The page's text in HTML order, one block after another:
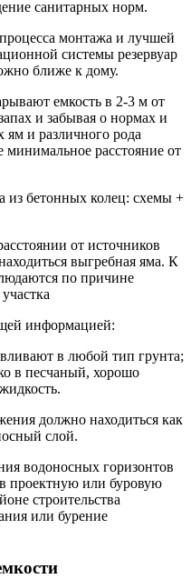
санитарных норм.
монтажа и лучшей
системы резервуар
ближе к дому.
емкость в 2-3 м от
и забывая о нормах и
ям и различного рода
минимальное расстояние от
от источников
выгребная яма. К
по причине
информацией:
в любой тип грунта;
в песчаный, хорошо
должно находиться как
слой.
водоносных горизонтов
проектную или буровую
строительства
или бурение